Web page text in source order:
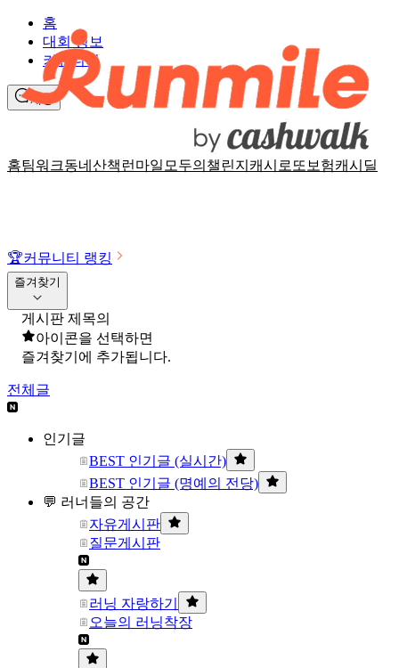
홈팀워크동네산책 런마일 모두의챌린지 캐시로또 보험캐시딜
홈
대회 정보
커뮤니티
채팅
🏆커뮤니티 랭킹
즐겨찾기
게시판 제목의
아이콘을 선택하면
즐겨찾기에 추가됩니다.
전체글
인기글
BEST 인기글 (실시간)
BEST 인기글 (명예의 전당)
💬 러너들의 공간
자유게시판
질문게시판
러닝 자랑하기
오늘의 러닝착장